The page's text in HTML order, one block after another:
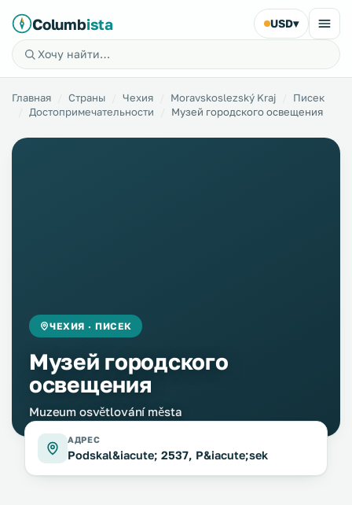
Columbista USD▾
Главная Страны Чехия Moravskoslezský Kraj
Писек
Достопримечательности
Музей городского освещения
ЧЕХИЯ · ПИСЕК
Музей городского
освещения
Muzeum osvětlování města
АДРЕС
Podskal&iacute; 2537, P&iacute;sek